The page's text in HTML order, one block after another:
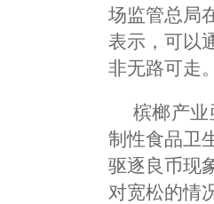
场监管总局
表示，可以
非无路可走。
槟榔产
制性食品卫
驱逐良币现
对宽松的情